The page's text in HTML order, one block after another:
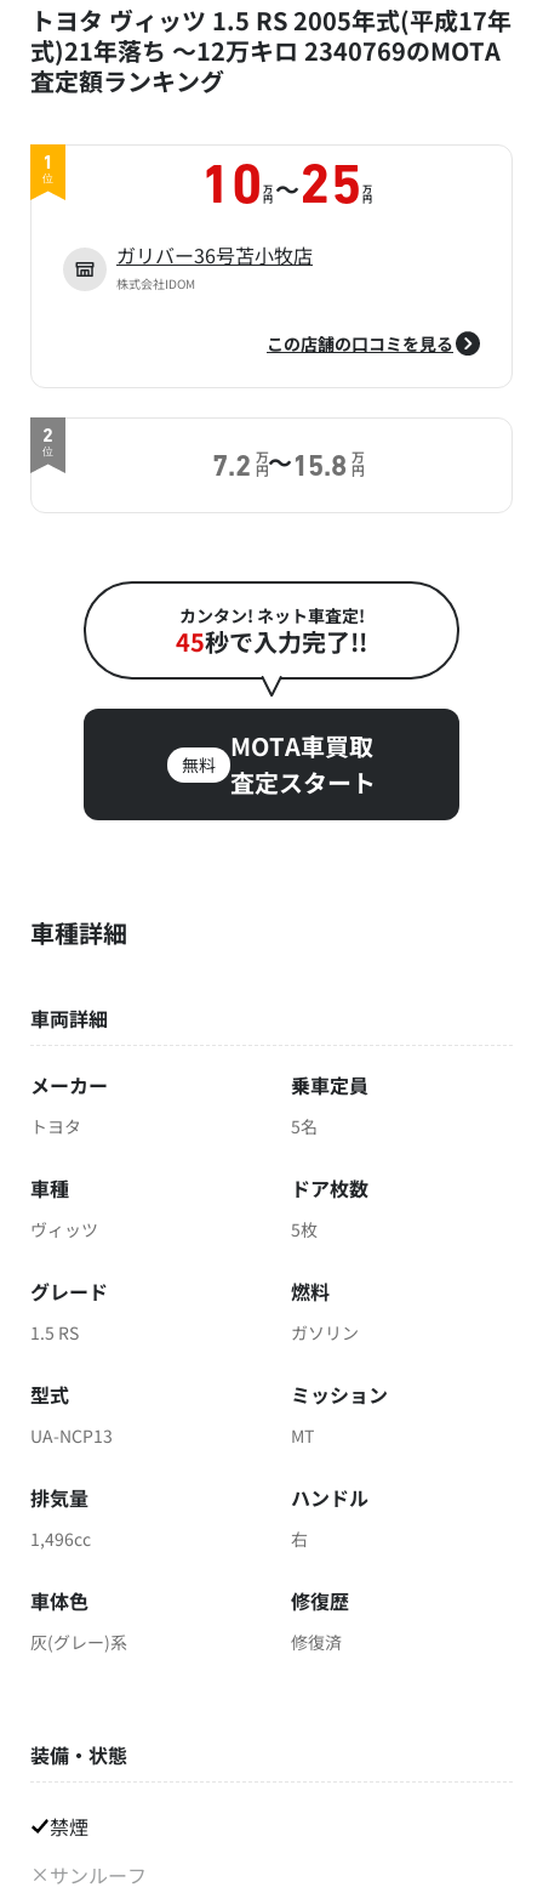
トヨタ ヴィッツ 1.5 RS 2005年式(平成17年
式)21年落ち ～12万キロ 2340769のMOTA
査定額ランキング
1
位 10 万
円 ～25 万
円
ガリバー36号苫小牧店
株式会社IDOM
この店舗の口コミを見る
2
位
7.2 万
円～15.8 万
円
カンタン! ネット車査定!
45秒で入力完了!!
無料
MOTA車買取
査定スタート
車種詳細
車両詳細
メーカー
トヨタ
乗車定員
5名
車種
ヴィッツ
ドア枚数
5枚
グレード
1.5 RS
燃料
ガソリン
型式
UA-NCP13
ミッション
MT
排気量
1,496cc
ハンドル
右
車体色
灰(グレー)系
修復歴
修復済
装備・状態
禁煙
サンルーフ